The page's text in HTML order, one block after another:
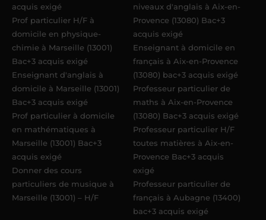
acquis exigé
Prof particulier H/F à
domicile en physique-
chimie à Marseille (13001)
Bac+3 acquis exigé
Enseignant d'anglais à
domicile à Marseille (13001)
Bac+3 acquis exigé
Prof particulier à domicile
en mathématiques à
Marseille (13001) Bac+3
acquis exigé
Donner des cours
particuliers de musique à
Marseille (13001) – H/F
niveaux d'anglais à Aix-en-
Provence (13080) Bac+3
acquis exigé
Enseignant à domicile en
français à Aix-en-Provence
(13080) bac+3 acquis exigé
Professeur particulier de
maths à Aix-en-Provence
(13080) Bac+3 acquis exigé
Professeur particulier H/F
toutes matières à Aix-en-
Provence Bac+3 acquis
exigé
Professeur particulier de
français à Aubagne (13400)
bac+3 acquis exigé